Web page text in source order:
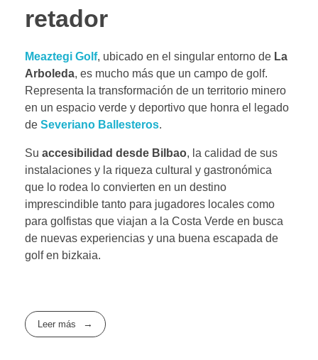
retador
Meaztegi Golf, ubicado en el singular entorno de La
Arboleda, es mucho más que un campo de golf.
Representa la transformación de un territorio minero
en un espacio verde y deportivo que honra el legado
de Severiano Ballesteros.
Su accesibilidad desde Bilbao, la calidad de sus
instalaciones y la riqueza cultural y gastronómica
que lo rodea lo convierten en un destino
imprescindible tanto para jugadores locales como
para golfistas que viajan a la Costa Verde en busca
de nuevas experiencias y una buena escapada de
golf en bizkaia.
Leer más